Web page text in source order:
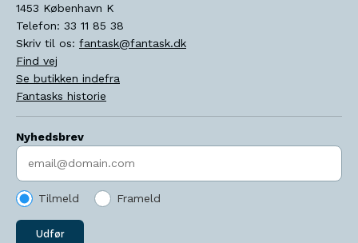
1453 København K
Telefon: 33 11 85 38
Skriv til os: fantask@fantask.dk
Find vej
Se butikken indefra
Fantasks historie
Nyhedsbrev
Indtast søgeord
Tilmeld Frameld
Udfør